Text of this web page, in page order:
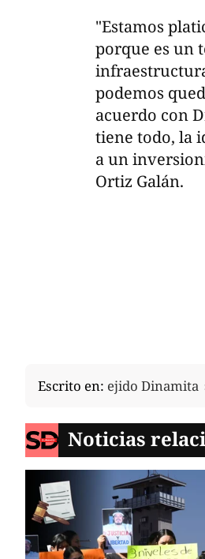
"Estamos
porque es un
podemos
acuerdo con
tiene todo, la
a un
Ortiz Galán.
Escrito en: ejido Dinamita
Noticias